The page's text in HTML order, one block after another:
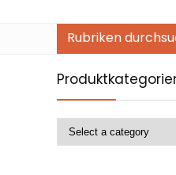
Rubriken